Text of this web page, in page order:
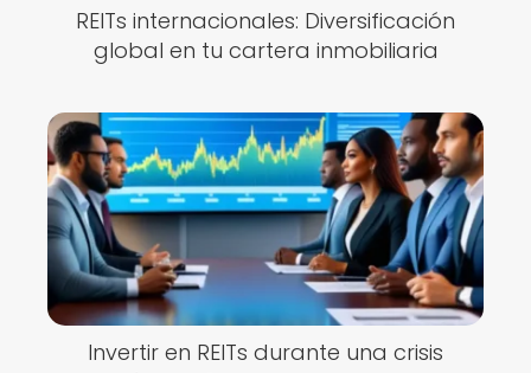
REITs internacionales: Diversificación
global en tu cartera inmobiliaria
Invertir en REITs durante una crisis